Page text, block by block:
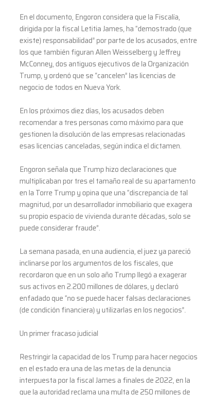
En el documento, Engoron considera que la Fiscalía,
dirigida por la fiscal Letitia James, ha “demostrado (que
existe) responsabilidad” por parte de los acusados, entre
los que también figuran Allen Weisselberg y Jeffrey
McConney, dos antiguos ejecutivos de la Organización
Trump, y ordenó que se “cancelen” las licencias de
negocio de todos en Nueva York.
En los próximos diez días, los acusados deben
recomendar a tres personas como máximo para que
gestionen la disolución de las empresas relacionadas
esas licencias canceladas, según indica el dictamen.
Engoron señala que Trump hizo declaraciones que
multiplicaban por tres el tamaño real de su apartamento
en la Torre Trump y opina que una “discrepancia de tal
magnitud, por un desarrollador inmobiliario que exagera
su propio espacio de vivienda durante décadas, solo se
puede considerar fraude”.
La semana pasada, en una audiencia, el juez ya pareció
inclinarse por los argumentos de los fiscales, que
recordaron que en un solo año Trump llegó a exagerar
sus activos en 2.200 millones de dólares, y declaró
enfadado que “no se puede hacer falsas declaraciones
(de condición financiera) y utilizarlas en los negocios”.
Un primer fracaso judicial
Restringir la capacidad de los Trump para hacer negocios
en el estado era una de las metas de la denuncia
interpuesta por la fiscal James a finales de 2022, en la
que la autoridad reclama una multa de 250 millones de